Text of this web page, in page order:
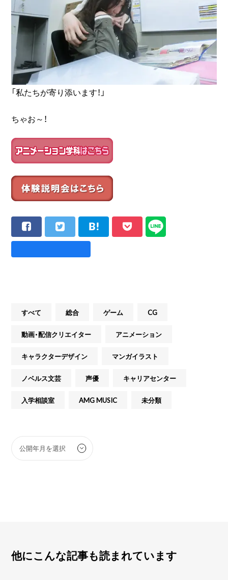
「私たちが寄り添います！」
ちゃお～！
すべて 総合 ゲーム CG
動画・配信クリエイター アニメーション
キャラクターデザイン マンガイラスト
ノベルス文芸 声優 キャリアセンター
入学相談室 AMG MUSIC 未分類
他にこんな記事も読まれています